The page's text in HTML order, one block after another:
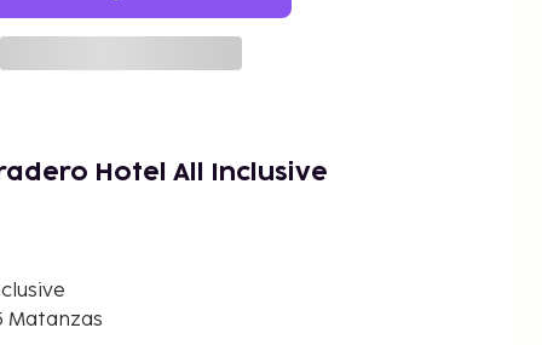
Hotel All Inclusive
Matanzas